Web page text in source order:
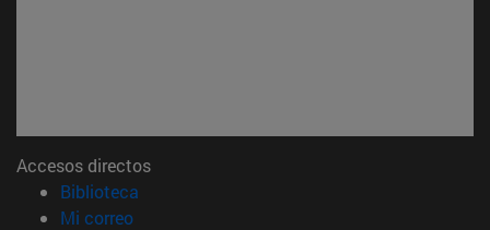
Accesos directos
Biblioteca
Mi correo(abre en nueva ventana)